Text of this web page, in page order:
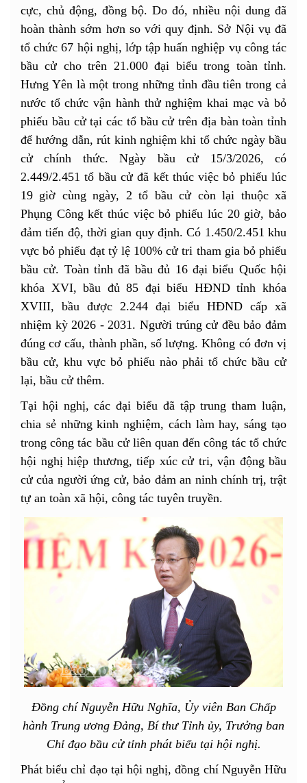
cực, chủ động, đồng bộ. Do đó, nhiều nội dung đã
hoàn thành sớm hơn so với quy định. Sở Nội vụ đã
tổ chức 67 hội nghị, lớp tập huấn nghiệp vụ công tác
bầu cử cho trên 21.000 đại biểu trong toàn tỉnh.
Hưng Yên là một trong những tỉnh đầu tiên trong cả
nước tổ chức vận hành thử nghiệm khai mạc và bỏ
phiếu bầu cử tại các tổ bầu cử trên địa bàn toàn tỉnh
để hướng dẫn, rút kinh nghiệm khi tổ chức ngày bầu
cử chính thức. Ngày bầu cử 15/3/2026, có
2.449/2.451 tổ bầu cử đã kết thúc việc bỏ phiếu lúc
19 giờ cùng ngày, 2 tổ bầu cử còn lại thuộc xã
Phụng Công kết thúc việc bỏ phiếu lúc 20 giờ, bảo
đảm tiến độ, thời gian quy định. Có 1.450/2.451 khu
vực bỏ phiếu đạt tỷ lệ 100% cử tri tham gia bỏ phiếu
bầu cử. Toàn tỉnh đã bầu đủ 16 đại biểu Quốc hội
khóa XVI, bầu đủ 85 đại biểu HĐND tỉnh khóa
XVIII, bầu được 2.244 đại biểu HĐND cấp xã
nhiệm kỳ 2026 - 2031. Người trúng cử đều bảo đảm
đúng cơ cấu, thành phần, số lượng. Không có đơn vị
bầu cử, khu vực bỏ phiếu nào phải tổ chức bầu cử
lại, bầu cử thêm.
Tại hội nghị, các đại biểu đã tập trung tham luận,
chia sẻ những kinh nghiệm, cách làm hay, sáng tạo
trong công tác bầu cử liên quan đến công tác tổ chức
hội nghị hiệp thương, tiếp xúc cử tri, vận động bầu
cử của người ứng cử, bảo đảm an ninh chính trị, trật
tự an toàn xã hội, công tác tuyên truyền.
Đồng chí Nguyễn Hữu Nghĩa, Ủy viên Ban Chấp
hành Trung ương Đảng, Bí thư Tỉnh ủy, Trưởng ban
Chỉ đạo bầu cử tỉnh phát biểu tại hội nghị.
Phát biểu chỉ đạo tại hội nghị, đồng chí Nguyễn Hữu